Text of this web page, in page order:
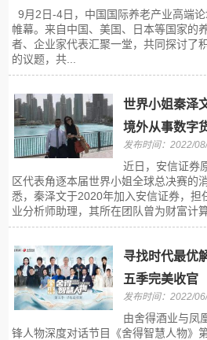
9月2日-4日，中国国际养老产业高端
帷幕。来自中国、美国、日本等国家的
者、企业家代表汇聚一堂，共同探讨了
的议题，共...
世界小姐秦泽
境外从事数字
发布时间：2022/
近日，安信证券
区代表角逐本届世界小姐全球总决赛的
悉，秦泽文于2020年加入安信证券，担
业分析师助理，其所在团队曾为财富计
寻找时代最优
五季完美收官
发布时间：2022/
由舍得酒业与凤
锋人物深度对话节目《舍得智慧人物》